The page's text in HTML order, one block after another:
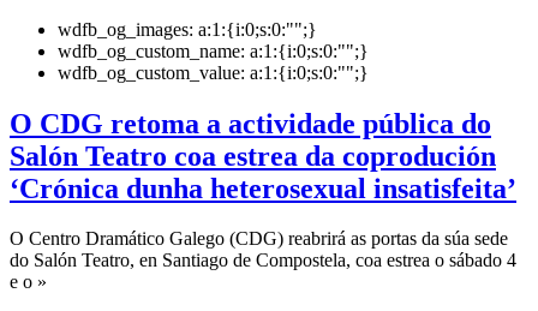
wdfb_og_images: a:1:{i:0;s:0:"";}
wdfb_og_custom_name: a:1:{i:0;s:0:"";}
wdfb_og_custom_value: a:1:{i:0;s:0:"";}
O CDG retoma a actividade pública do
Salón Teatro coa estrea da coprodución
‘Crónica dunha heterosexual insatisfeita’
O Centro Dramático Galego (CDG) reabrirá as portas da súa sede
do Salón Teatro, en Santiago de Compostela, coa estrea o sábado 4
e o »